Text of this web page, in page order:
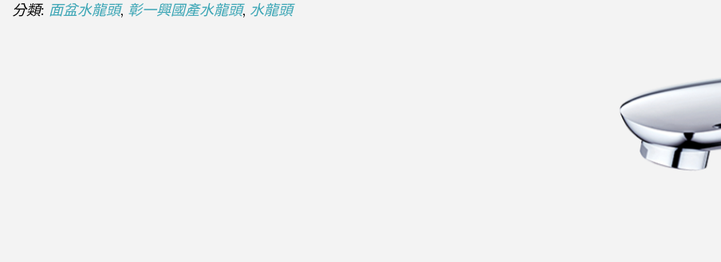
分類: 面盆水龍頭, 彰一興國產水龍頭, 水龍頭